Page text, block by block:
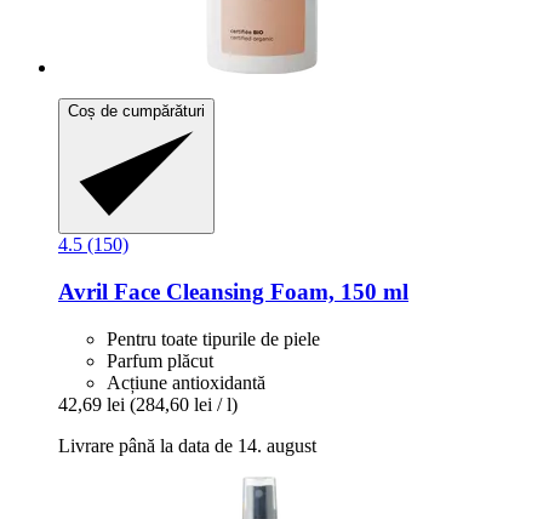
Coș de cumpărături
4.5 (150)
Avril Face Cleansing Foam, 150 ml
Pentru toate tipurile de piele
Parfum plăcut
Acțiune antioxidantă
42,69 lei (284,60 lei / l)
Livrare până la data de 14. august